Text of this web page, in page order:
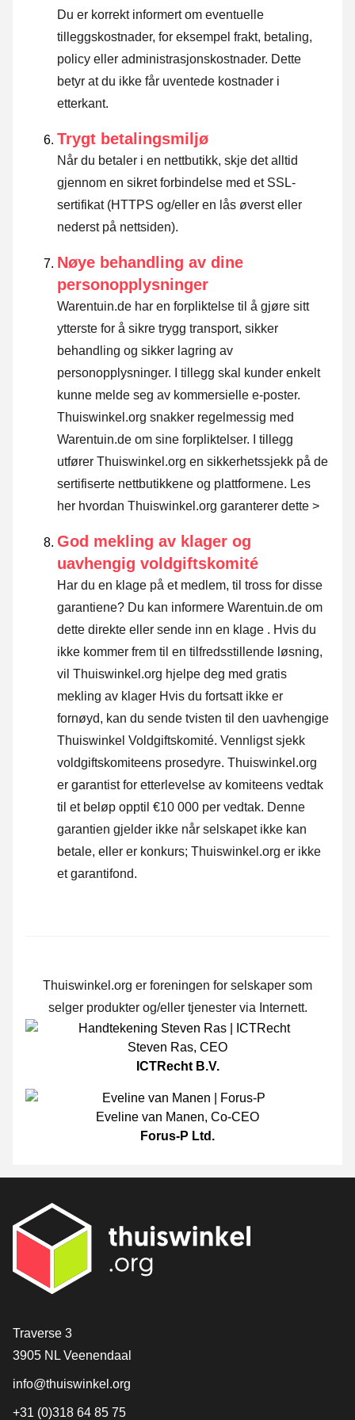
Du er korrekt informert om eventuelle
tilleggskostnader, for eksempel frakt, betaling,
policy eller administrasjonskostnader. Dette
betyr at du ikke får uventede kostnader i
etterkant.
Trygt betalingsmiljø
Når du betaler i en nettbutikk, skje det alltid
gjennom en sikret forbindelse med et SSL-
sertifikat (HTTPS og/eller en lås øverst eller
nederst på nettsiden).
Nøye behandling av dine
personopplysninger
Warentuin.de har en forpliktelse til å gjøre sitt
ytterste for å sikre trygg transport, sikker
behandling og sikker lagring av
personopplysninger. I tillegg skal kunder enkelt
kunne melde seg av kommersielle e-poster.
Thuiswinkel.org snakker regelmessig med
Warentuin.de om sine forpliktelser. I tillegg
utfører Thuiswinkel.org en sikkerhetssjekk på de
sertifiserte nettbutikkene og plattformene. Les
her hvordan Thuiswinkel.org garanterer dette >
God mekling av klager og
uavhengig voldgiftskomité
Har du en klage på et medlem, til tross for disse
garantiene? Du kan informere Warentuin.de om
dette direkte eller sende inn en klage . Hvis du
ikke kommer frem til en tilfredsstillende løsning,
vil Thuiswinkel.org hjelpe deg med gratis
mekling av klager Hvis du fortsatt ikke er
fornøyd, kan du sende tvisten til den uavhengige
Thuiswinkel Voldgiftskomité. Vennligst sjekk
voldgiftskomiteens prosedyre. Thuiswinkel.org
er garantist for etterlevelse av komiteens vedtak
til et beløp opptil €10 000 per vedtak. Denne
garantien gjelder ikke når selskapet ikke kan
betale, eller er konkurs; Thuiswinkel.org er ikke
et garantifond.
Thuiswinkel.org er foreningen for selskaper som
selger produkter og/eller tjenester via Internett.
Steven Ras, CEO
ICTRecht B.V.
Eveline van Manen, Co-CEO
Forus-P Ltd.
[_General:Contact]
Traverse 3
3905 NL Veenendaal
info@thuiswinkel.org
+31 (0)318 64 85 75